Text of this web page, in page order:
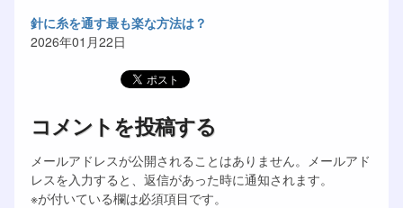
針に糸を通す最も楽な方法は？
2026年01月22日
コメントを投稿する
メールアドレスが公開されることはありません。メールアド
レスを入力すると、返信があった時に通知されます。
※が付いている欄は必須項目です。